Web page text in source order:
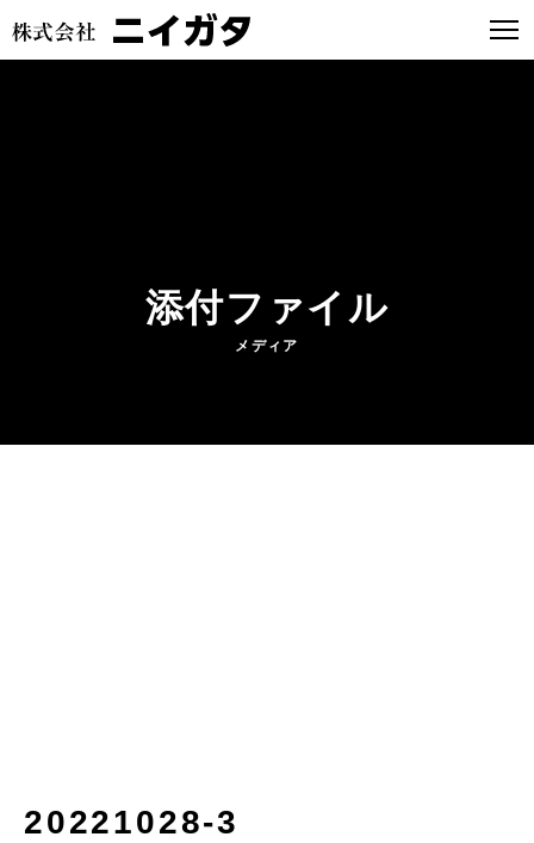
添付ファイル
メディア
20221028-3